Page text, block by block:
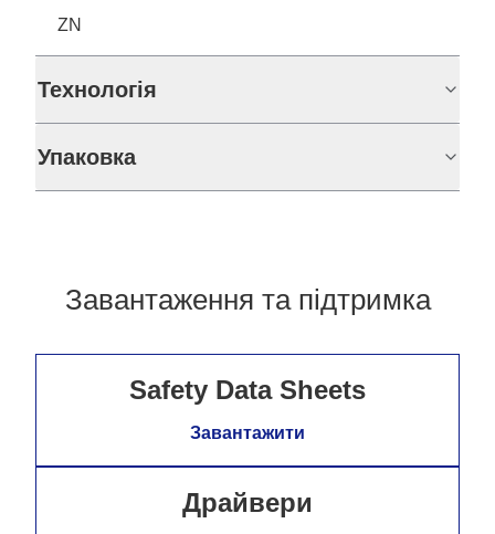
ZN
Технологія
Упаковка
Завантаження та підтримка
Safety Data Sheets
Завантажити
Драйвери